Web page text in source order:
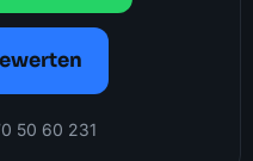
50 60 231